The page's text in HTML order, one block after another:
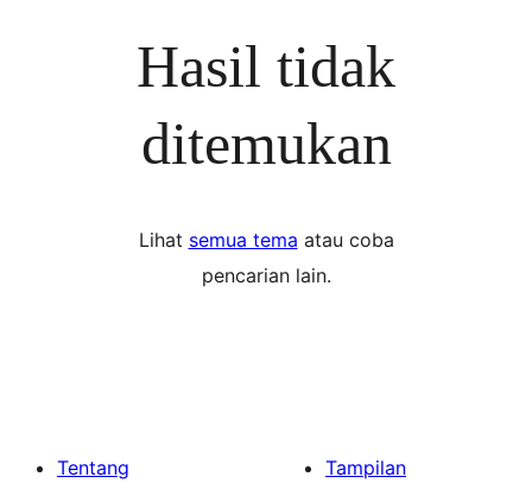
Hasil tidak
ditemukan
Lihat semua tema atau coba
pencarian lain.
Tentang
Tampilan